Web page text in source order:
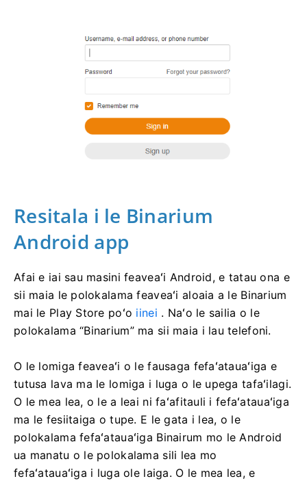
Resitala i le Binarium
Android app
Afai e iai sau masini feaveaʻi Android, e tatau ona e
sii maia le polokalama feaveaʻi aloaia a le Binarium
mai le Play Store poʻo iinei . Naʻo le sailia o le
polokalama “Binarium” ma sii maia i lau telefoni.
O le lomiga feaveaʻi o le fausaga fefaʻatauaʻiga e
tutusa lava ma le lomiga i luga o le upega tafaʻilagi.
O le mea lea, o le a leai ni faʻafitauli i fefaʻatauaʻiga
ma le fesiitaiga o tupe. E le gata i lea, o le
polokalama fefaʻatauaʻiga Binairum mo le Android
ua manatu o le polokalama sili lea mo
fefaʻatauaʻiga i luga ole laiga. O le mea lea, e